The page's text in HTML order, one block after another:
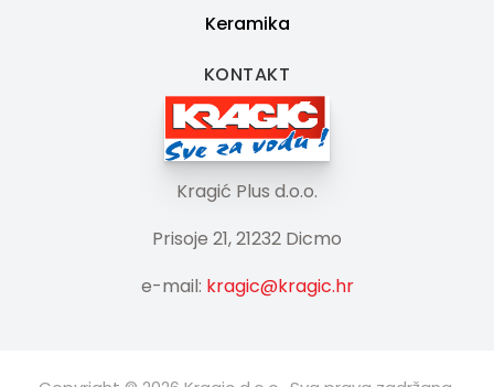
Keramika
KONTAKT
Kragić Plus d.o.o.
Prisoje 21, 21232 Dicmo
e-mail: kragic@kragic.hr